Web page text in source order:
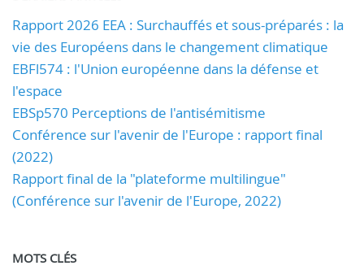
Rapport 2026 EEA : Surchauffés et sous-préparés : la
vie des Européens dans le changement climatique
EBFl574 : l'Union européenne dans la défense et
l'espace
EBSp570 Perceptions de l'antisémitisme
Conférence sur l'avenir de l'Europe : rapport final
(2022)
Rapport final de la "plateforme multilingue"
(Conférence sur l'avenir de l'Europe, 2022)
MOTS CLÉS